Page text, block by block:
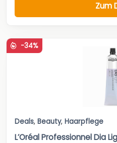
Zum
-34%
Deals, Beauty, Haarpflege
L’Oréal Professionnel Dia